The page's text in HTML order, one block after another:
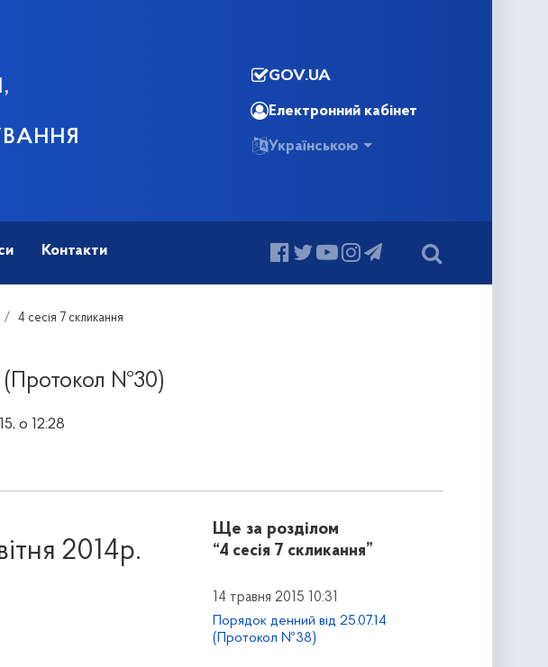
GOV.UA
Електронний кабінет
Українською
Контакти
4 сесія 7 скликання
(Протокол №30)
о 12:28
2014р.
Ще за розділом
“4 сесія 7 скликання”
14 травня 2015 10:31
Порядок денний від 25.07.14
(Протокол №38)